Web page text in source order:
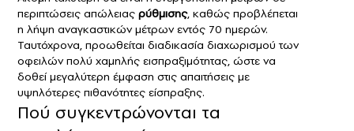
περιπτώσεις απώλειας ρύθμισης, καθώς προβλέπεται
η λήψη αναγκαστικών μέτρων εντός 70 ημερών.
Ταυτόχρονα, προωθείται διαδικασία διαχωρισμού των
οφειλών πολύ χαμηλής εισπραξιμότητας, ώστε να
δοθεί μεγαλύτερη έμφαση στις απαιτήσεις με
υψηλότερες πιθανότητες είσπραξης.
Πού συγκεντρώνονται τα